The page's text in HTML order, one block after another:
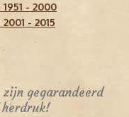
1951 - 2000
2001 - 2015
gegarandeerd
herdruk!